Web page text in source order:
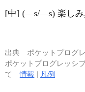
[中] (―s/―s) 楽しみ
出典 ポケットプログ
ポケットプログレッシ
て情報 | 凡例